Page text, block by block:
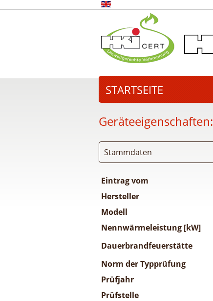
STARTSEITE
Geräteeigenschaften:
Stammdaten
Eintrag vom
Hersteller
Modell
Nennwärmeleistung [kW]
Dauerbrandfeuerstätte
Norm der Typprüfung
Prüfjahr
Prüfstelle